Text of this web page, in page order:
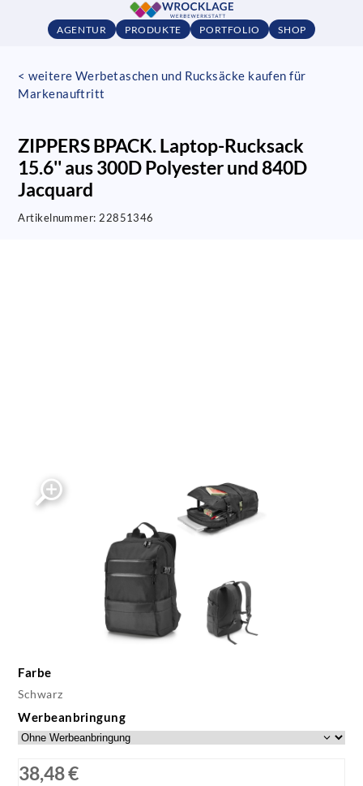
AGENTUR PRODUKTE PORTFOLIO SHOP
< weitere Werbetaschen und Rucksäcke kaufen für
Markenauftritt
ZIPPERS BPACK. Laptop-Rucksack
15.6'' aus 300D Polyester und 840D
Jacquard
Artikelnummer: 22851346
Farbe
Schwarz
Werbeanbringung
38,48 €